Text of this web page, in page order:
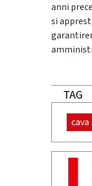
anni
si
TAG
cava